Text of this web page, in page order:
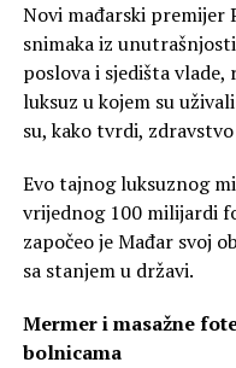
Novi mađarski premijer
snimaka iz
poslova i sjedišta
luksuz u kojem su
su, kako tvrdi,
Evo tajnog luksuznog
vrijednog 100 milijardi
započeo je Mađar svoj
sa stanjem u državi.
Mermer i masažne
bolnicama